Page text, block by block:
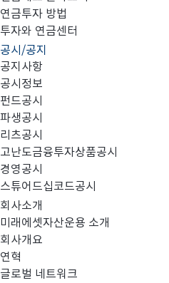
연금투자 방법
투자와 연금센터
공시/공지
공지사항
공시정보
펀드공시
파생공시
리츠공시
고난도금융투자상품공시
경영공시
스튜어드십코드공시
회사소개
미래에셋자산운용 소개
회사개요
연혁
글로벌 네트워크